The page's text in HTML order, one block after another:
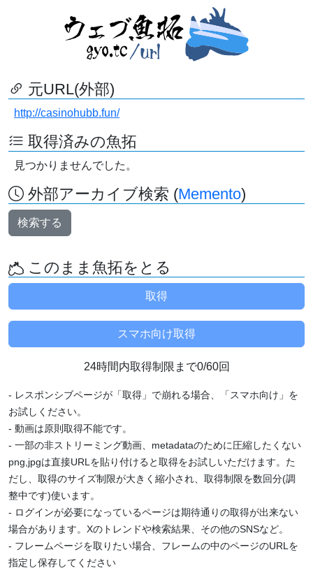
元URL(外部)
http://casinohubb.fun/
取得済みの魚拓
見つかりませんでした。
外部アーカイブ検索 (Memento)
検索する
このまま魚拓をとる
24時間内取得制限まで0/60回
- レスポンシブページが「取得」で崩れる場合、「スマホ向け」を
お試しください。
- 動画は原則取得不能です。
- 一部の非ストリーミング動画、metadataのために圧縮したくない
png,jpgは直接URLを貼り付けると取得をお試しいただけます。た
だし、取得のサイズ制限が大きく縮小され、取得制限を数回分(調
整中です)使います。
- ログインが必要になっているページは期待通りの取得が出来ない
場合があります。Xのトレンドや検索結果、その他のSNSなど。
- フレームページを取りたい場合、フレームの中のページのURLを
指定し保存してください